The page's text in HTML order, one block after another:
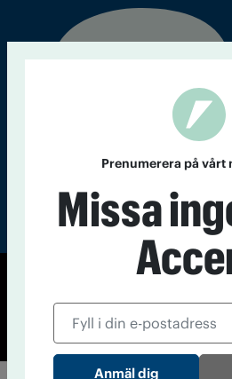
Läs tidigare
Cookiepolicy
Prenumerera på vårt
Missa